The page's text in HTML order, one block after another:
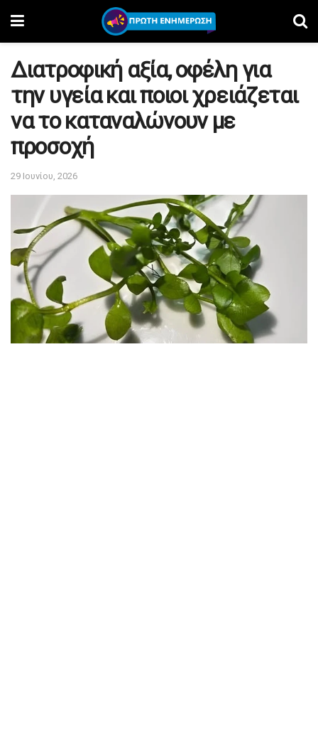
Διατροφική αξία, οφέλη για
την υγεία και ποιοι χρειάζεται
να το καταναλώνουν με
προσοχή
29 Ιουνίου, 2026